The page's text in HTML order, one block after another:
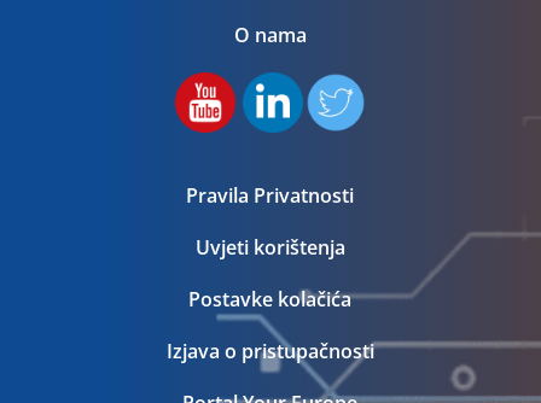
O nama
Pravila Privatnosti
Uvjeti korištenja
Postavke kolačića
Izjava o pristupačnosti